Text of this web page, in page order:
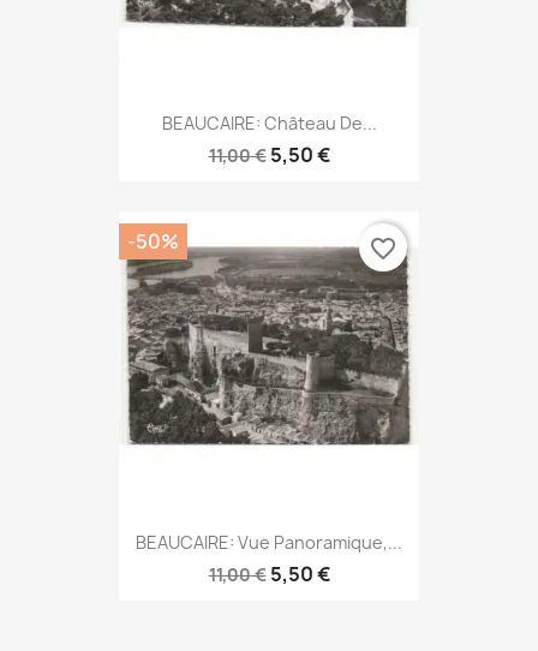
BEAUCAIRE: Château De...
11,00 € 5,50 €
BEAUCAIRE: Vue Panoramique,...
11,00 € 5,50 €
-50% favorite_border